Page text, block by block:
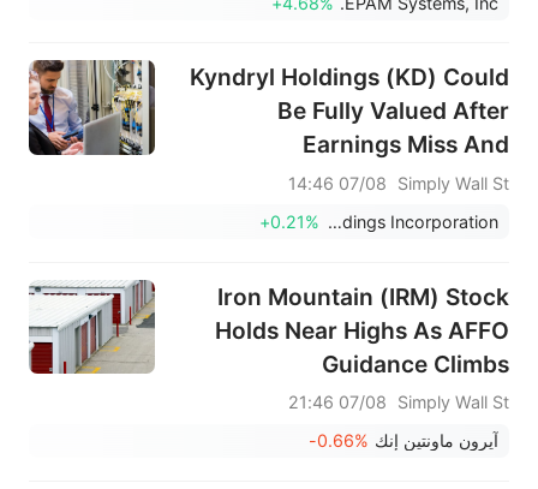
Kyndryl Holdings (KD) Could
Be Fully Valued After
Earnings Miss And
Reaffirmed Guidance
Simply Wall St
07/08 14:46
Kyndryl Holdings Incorporation
+0.21%
Iron Mountain (IRM) Stock
Holds Near Highs As AFFO
Guidance Climbs
Simply Wall St
07/08 21:46
آيرون ماونتين إنك -0.66%